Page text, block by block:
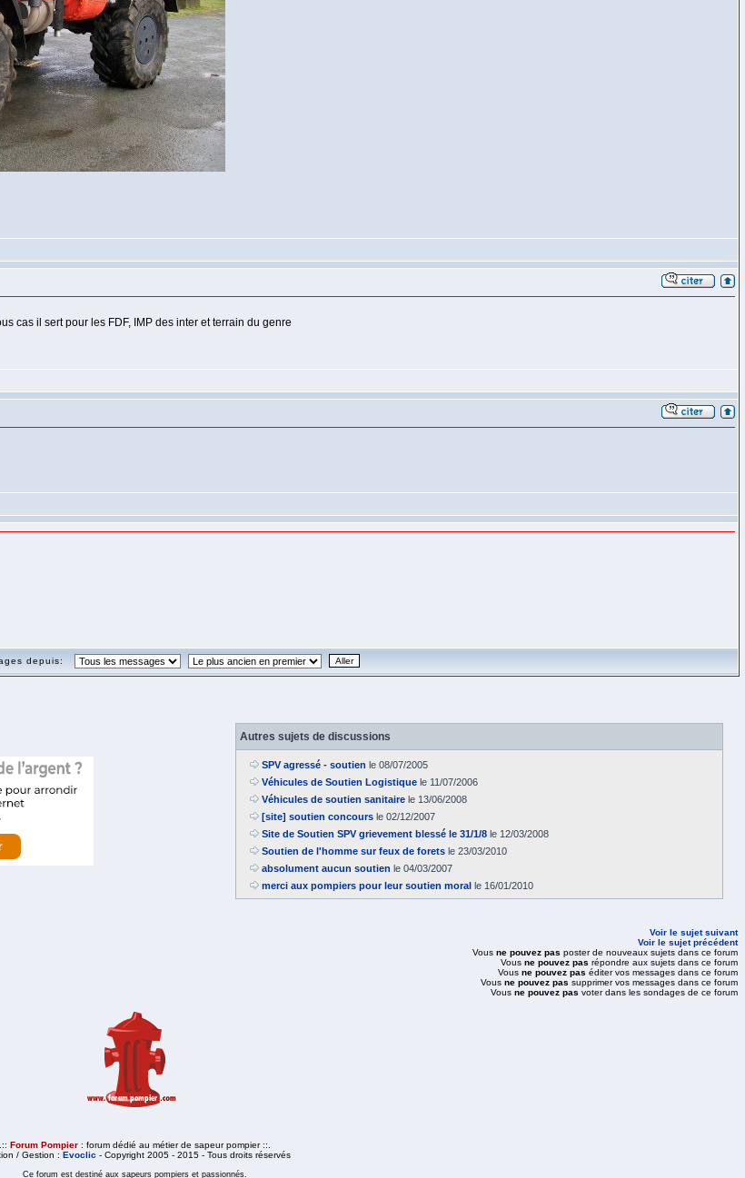
cas il sert pour les FDF, IMP des inter et terrain du genre
depuis:
Autres sujets de discussions
SPV agressé - soutien le 08/07/2005
Véhicules de Soutien Logistique le 11/07/2006
Véhicules de soutien sanitaire le 13/06/2008
[site] soutien concours le 02/12/2007
Site de Soutien SPV grievement blessé le 31/1/8 le 12/03/2008
Soutien de l'homme sur feux de forets le 23/03/2010
absolument aucun soutien le 04/03/2007
merci aux pompiers pour leur soutien moral le 16/01/2010
Voir le sujet suivant
Voir le sujet précédent
Vous ne pouvez pas poster de nouveaux sujets dans ce forum
Vous ne pouvez pas répondre aux sujets dans ce forum
Vous ne pouvez pas éditer vos messages dans ce forum
Vous ne pouvez pas supprimer vos messages dans ce forum
Vous ne pouvez pas voter dans les sondages de ce forum
.:: Forum Pompier: forum dédié au métier de sapeur pompier ::.
/ Gestion : Evoclic - Copyright 2005 - 2015 - Tous droits réservés
Ce forum est destiné aux sapeurs pompiers et passionnés.